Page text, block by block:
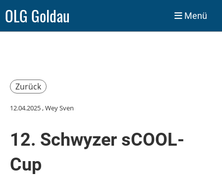
OLG Goldau Menü
Zurück
12.04.2025, Wey Sven
12. Schwyzer sCOOL-
Cup